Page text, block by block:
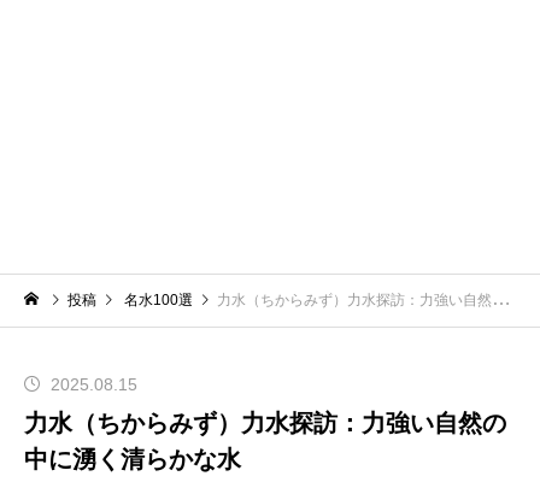
投稿 名水100選 力水（ちからみず）力水探訪：力強い自然の中に湧く清らかな水
2025.08.15
力水（ちからみず）力水探訪：力強い自然の
中に湧く清らかな水